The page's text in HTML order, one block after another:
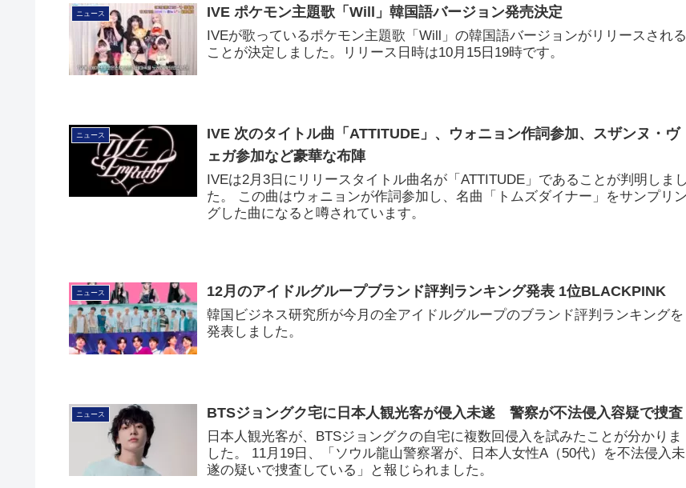
ニュース IVE ポケモン主題歌「Will」韓国語バージョン発売決定
IVEが歌っているポケモン主題歌「Will」の韓国語バージョンがリリースされる
ことが決定しました。リリース日時は10月15日19時です。
ニュース
IVE 次のタイトル曲「ATTITUDE」、ウォニョン作詞参加、スザンヌ・ヴ
ェガ参加など豪華な布陣
IVEは2月3日にリリースタイトル曲名が「ATTITUDE」であることが判明しまし
た。 この曲はウォニョンが作詞参加し、名曲「トムズダイナー」をサンプリン
グした曲になると噂されています。
ニュース 12月のアイドルグループブランド評判ランキング発表 1位BLACKPINK
韓国ビジネス研究所が今月の全アイドルグループのブランド評判ランキングを
発表しました。
ニュース BTSジョングク宅に日本人観光客が侵入未遂 警察が不法侵入容疑で捜査
日本人観光客が、BTSジョングクの自宅に複数回侵入を試みたことが分かりま
した。 11月19日、「ソウル龍山警察署が、日本人女性A（50代）を不法侵入未
遂の疑いで捜査している」と報じられました。